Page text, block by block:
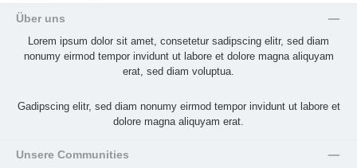
Über uns
Lorem ipsum dolor sit amet, consetetur sadipscing elitr, sed diam
nonumy eirmod tempor invidunt ut labore et dolore magna aliquyam
erat, sed diam voluptua.
Gadipscing elitr, sed diam nonumy eirmod tempor invidunt ut labore et
dolore magna aliquyam erat.
Unsere Communities